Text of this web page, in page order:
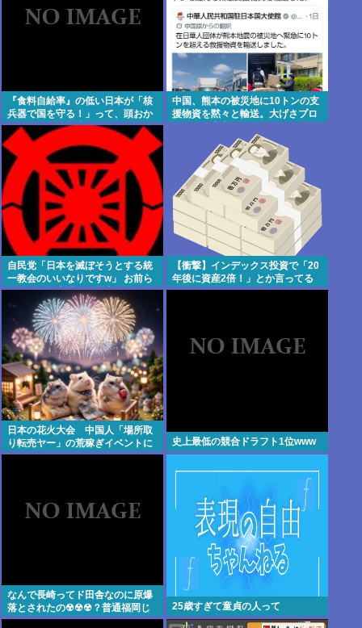
『食料自給率』の低い日本が「核
兵器で国を守る！」って、頭おか
しくね？食べ物止められたら終わ
りじゃん
中国、熊本の被災地に10トンの支
援物資を黙々と輸送。大げさプロ
自民党「日本を滅ぼそうとする統
一教会のいいなりですw」 お前ら
がコイツを支持する理由w
【衝撃】インデックス投資で「20
年後に資産2倍！」とか言ってる
奴www
日本の花火大会 中国人「場所取
り転売ヤー」の荒稼ぎイベントに
なってしまう
史上最低の競合ドラフト1位www
なんで長崎ってド田舎なのに原爆
落とされたの☢☢☢？普通福岡じ
ゃないの？
25歳すぎて童貞の人って